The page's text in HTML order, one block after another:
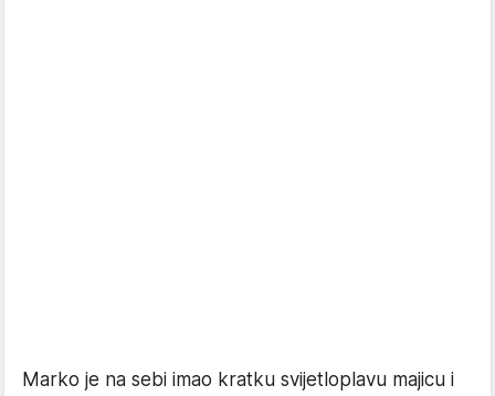
Marko je na sebi imao kratku svijetloplavu majicu i